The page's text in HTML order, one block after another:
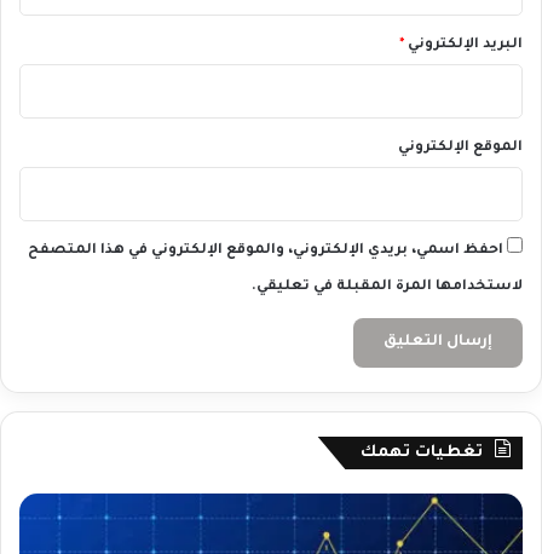
البريد الإلكتروني *
الموقع الإلكتروني
احفظ اسمي، بريدي الإلكتروني، والموقع الإلكتروني في هذا المتصفح
لاستخدامها المرة المقبلة في تعليقي.
تغطيات تهمك